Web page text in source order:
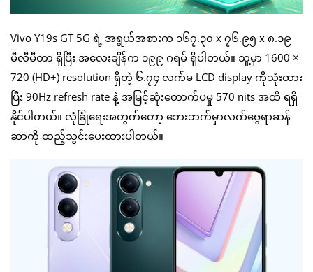
Vivo Y19s GT 5G ရဲ့ အရွယ်အစားက ၁၆၇.၃၀ x ၇၆.၉၅ x ၈.၁၉
မီလီမီတာ ရှိပြီး အလေးချိန်က ၁၉၉ ဂရမ် ရှိပါတယ်။ သူ့မှာ 1600 ×
720 (HD+) resolution ရှိတဲ့ ၆.၇၄ လက်မ LCD display ကိုသုံးထား
ပြီး 90Hz refresh rate နဲ့ အမြင့်ဆုံးတောက်ပမှု 570 nits အထိ ရရှိ
နိုင်ပါတယ်။ လုံခြုံရေးအတွက်တော့ ဘေးဘက်မှာလက်ဗွေရာဆန်
ဆာကို ထည့်သွင်းပေးထားပါတယ်။